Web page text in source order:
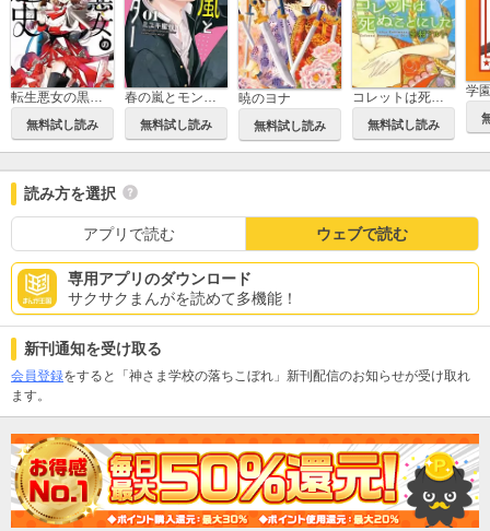
無料試し読み 無料試し読み
暁のヨナ
無料試し読み 無料試し読み
学
読み方を選択
アプリで読む ウェブで読む
専用アプリのダウンロード
サクサクまんがを読めて多機能！
新刊通知を受け取る
会員登録をすると「神さま学校の落ちこぼれ」新刊配信のお知らせが受け取れ
ます。